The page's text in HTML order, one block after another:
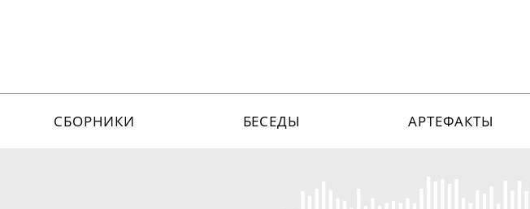
СБОРНИКИ БЕСЕДЫ АРТЕФАКТЫ